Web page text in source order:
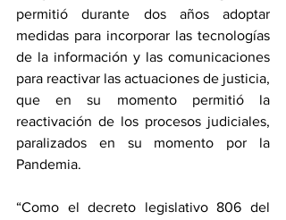
permitió durante dos años adoptar
medidas para incorporar las tecnologías
de la información y las comunicaciones
para reactivar las actuaciones de justicia,
que en su momento permitió la
reactivación de los procesos judiciales,
paralizados en su momento por la
Pandemia.
“Como el decreto legislativo 806 del